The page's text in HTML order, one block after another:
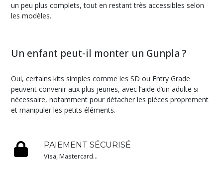
un peu plus complets, tout en restant très accessibles selon
les modèles.
Un enfant peut-il monter un Gunpla ?
Oui, certains kits simples comme les SD ou Entry Grade
peuvent convenir aux plus jeunes, avec l’aide d’un adulte si
nécessaire, notamment pour détacher les pièces proprement
et manipuler les petits éléments.
PAIEMENT SÉCURISÉ
Visa, Mastercard...